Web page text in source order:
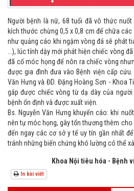
Người bệnh là nữ, 68 tuổi đã vô thức
kích thước chừng 0,5 x 0,8 cm để chữa
như quảng cáo khi ngậm vòng đá sẽ phát
...), lúc tỉnh dậy mới phát hiện chiếc vòng
đã cố móc họng để nôn ra chiếc vòng
được gia đình đưa vào Bệnh viện cấp cứu.
Văn Hưng và ĐD. Đặng Hoàng Sơn - Khoa
gắp được chiếc vòng từ dạ dày của người
bệnh ổn định và được xuất viện.
Bs. Nguyễn Văn Hưng khuyến cáo: khi
nên tự móc họng, gây tổn thương thêm
đến ngay các cơ sở y tế uy tín gần nhất
tránh những biến chứng khó lường có thể
Khoa Nội tiêu hóa - Bệnh
In bài viết